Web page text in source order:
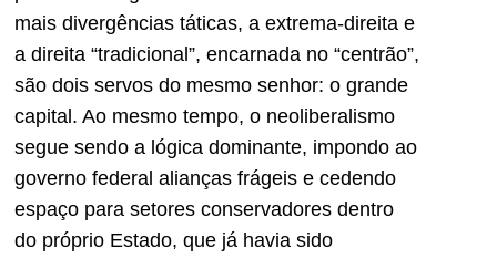
mais divergências táticas, a extrema-direita e
a direita “tradicional”, encarnada no “centrão”,
são dois servos do mesmo senhor: o grande
capital. Ao mesmo tempo, o neoliberalismo
segue sendo a lógica dominante, impondo ao
governo federal alianças frágeis e cedendo
espaço para setores conservadores dentro
do próprio Estado, que já havia sido